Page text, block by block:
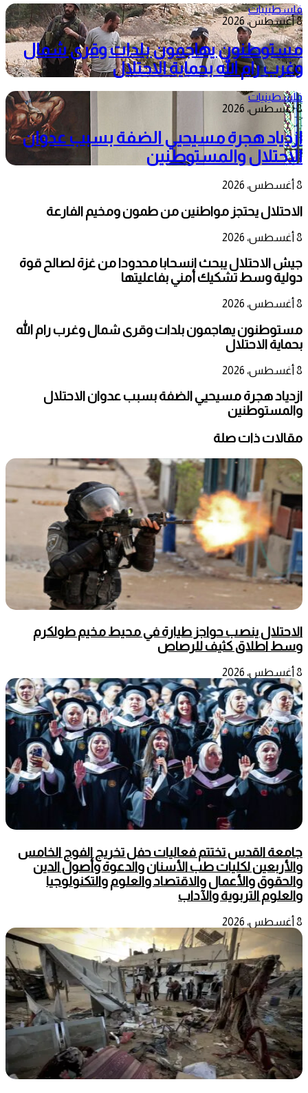
فلسطينيات
8 أغسطس، 2026
مستوطنون يهاجمون بلدات وقرى شمال
وغرب رام الله بحماية الاحتلال
فلسطينيات
8 أغسطس، 2026
ازدياد هجرة مسيحيي الضفة بسبب عدوان
الاحتلال والمستوطنين
8 أغسطس، 2026
الاحتلال يحتجز مواطنين من طمون ومخيم الفارعة
8 أغسطس، 2026
جيش الاحتلال يبحث انسحابا محدودا من غزة لصالح قوة
دولية وسط تشكيك أمني بفاعليتها
8 أغسطس، 2026
مستوطنون يهاجمون بلدات وقرى شمال وغرب رام الله
بحماية الاحتلال
8 أغسطس، 2026
ازدياد هجرة مسيحيي الضفة بسبب عدوان الاحتلال
والمستوطنين
مقالات ذات صلة
الاحتلال ينصب حواجز طيارة في محيط مخيم طولكرم
وسط اطلاق كثيف للرصاص
8 أغسطس، 2026
جامعة القدس تختتم فعاليات حفل تخريج الفوج الخامس
والأربعين لكليات طب الأسنان والدعوة وأصول الدين
والحقوق والأعمال والاقتصاد والعلوم والتكنولوجيا
والعلوم التربوية والآداب
8 أغسطس، 2026